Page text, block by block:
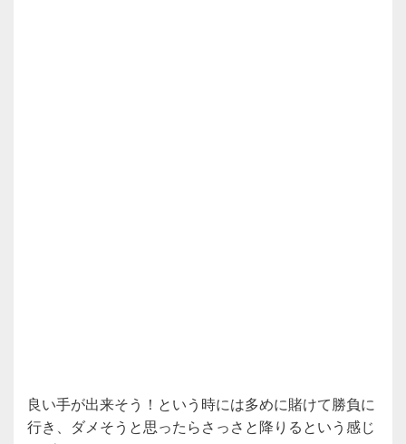
良い手が出来そう！という時には多めに賭けて勝負に
行き、ダメそうと思ったらさっさと降りるという感じ